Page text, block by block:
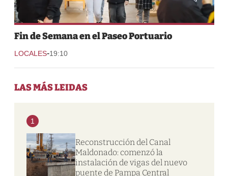
Fin de Semana en el Paseo Portuario
LOCALES-19:10
LAS MÁS LEIDAS
1
Reconstrucción del Canal
Maldonado: comenzó la
instalación de vigas del nuevo
puente de Pampa Central